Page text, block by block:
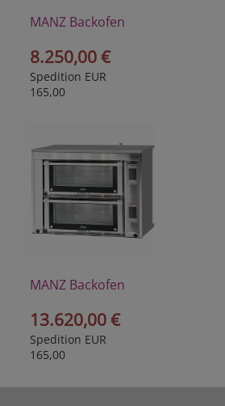
MANZ Backofen
8.250,00 €
Spedition EUR
165,00
MANZ Backofen
13.620,00 €
Spedition EUR
165,00